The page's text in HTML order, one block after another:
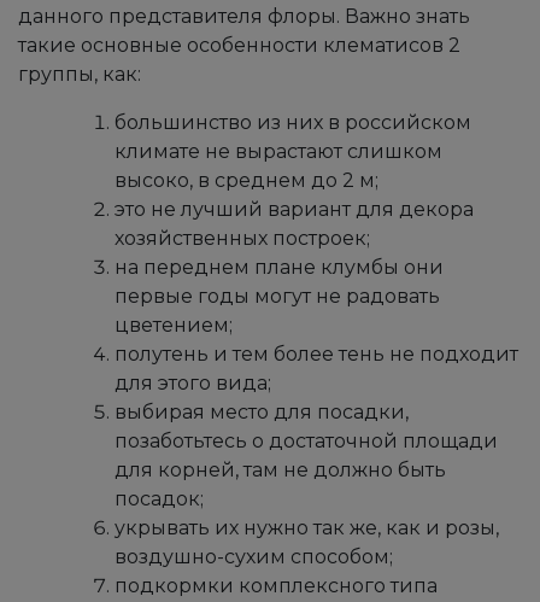
данного представителя флоры. Важно знать
такие основные особенности клематисов 2
группы, как:
большинство из них в российском
климате не вырастают слишком
высоко, в среднем до 2 м;
это не лучший вариант для декора
хозяйственных построек;
на переднем плане клумбы они
первые годы могут не радовать
цветением;
полутень и тем более тень не подходит
для этого вида;
выбирая место для посадки,
позаботьтесь о достаточной площади
для корней, там не должно быть
посадок;
укрывать их нужно так же, как и розы,
воздушно-сухим способом;
подкормки комплексного типа